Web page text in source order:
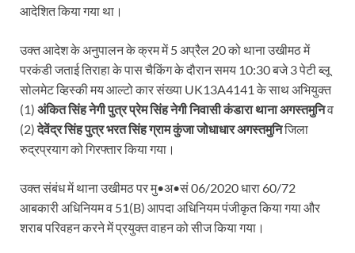
आदेशित किया गया था।
उक्त आदेश के अनुपालन के क्रम में 5 अप्रैल 20 को थाना उखीमठ में
परकंडी जताई तिराहा के पास चैकिंग के दौरान समय 10:30 बजे 3 पेटी ब्लू
सोलमेट व्हिस्की मय आल्टो कार संख्या UK13A4141 के साथ अभियुक्त
(1) अंकित सिंह नेगी पुत्र प्रेम सिंह नेगी निवासी कंडारा थाना अगस्तमुनिव
(2)देवेंद्र सिंह पुत्र भरत सिंह ग्राम कुंजा जोधाधार अगस्तमुनिजिला
रुद्रप्रयाग को गिरफ्तार किया गया।
उक्त संबंध में थाना उखीमठ पर मु•अ•सं 06/2020 धारा 60/72
आबकारी अधिनियम व 51(B) आपदा अधिनियम पंजीकृत किया गया और
शराब परिवहन करने में प्रयुक्त वाहन को सीज किया गया।